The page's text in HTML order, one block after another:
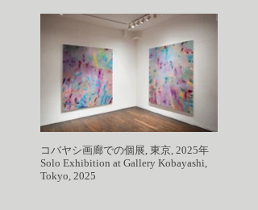
コバヤシ画廊での個展, 東京, 2025年
Solo Exhibition at Gallery Kobayashi,
Tokyo, 2025